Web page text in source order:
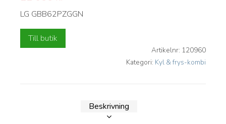
LG GBB62PZGGN
Till butik
Artikelnr: 120960
Kategori: Kyl & frys-kombi
Beskrivning